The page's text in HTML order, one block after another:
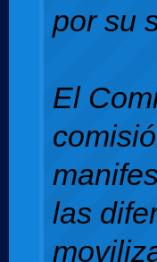
por su
El
las